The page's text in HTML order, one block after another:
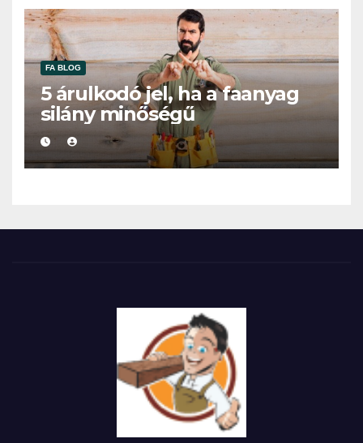
FA BLOG
5 árulkodó jel, ha a faanyag
silány minőségű